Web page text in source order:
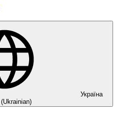
Україна
(Ukrainian)